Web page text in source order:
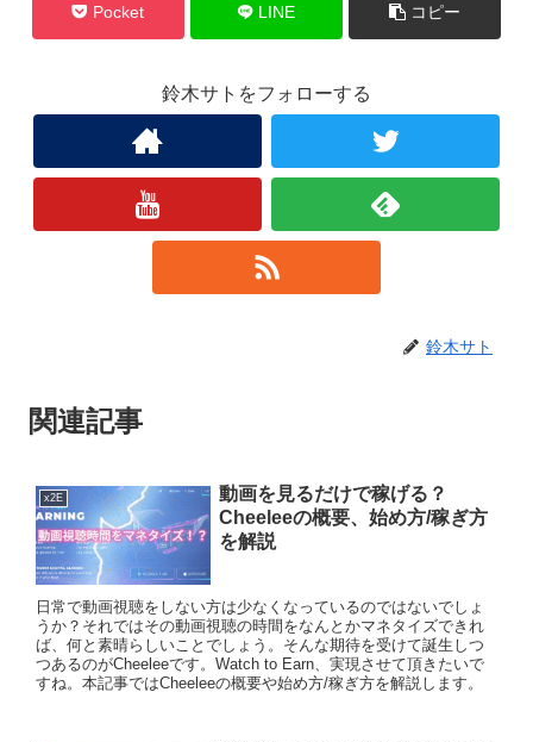
Pocket LINE コピー
鈴木サトをフォローする
鈴木サト
関連記事
x2E
動画を見るだけで稼げる？
Cheeleeの概要、始め方/稼ぎ方
を解説
日常で動画視聴をしない方は少なくなっているのではないでしょ
うか？それではその動画視聴の時間をなんとかマネタイズできれ
ば、何と素晴らしいことでしょう。そんな期待を受けて誕生しつ
つあるのがCheeleeです。Watch to Earn、実現させて頂きたいで
すね。本記事ではCheeleeの概要や始め方/稼ぎ方を解説します。